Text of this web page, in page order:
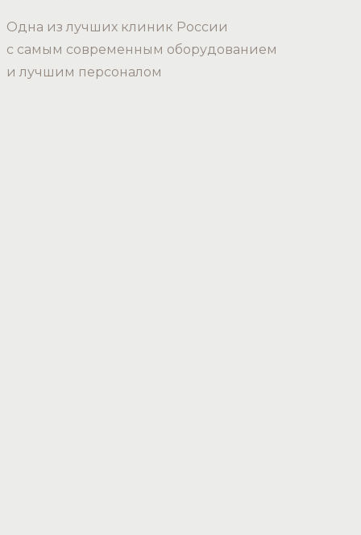
Одна из лучших клиник России
с самым современным оборудованием
и лучшим персоналом